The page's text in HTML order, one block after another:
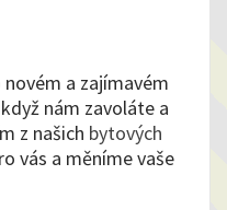
a zajímavém
nám zavoláte a
z našich bytových
vás a měníme vaše